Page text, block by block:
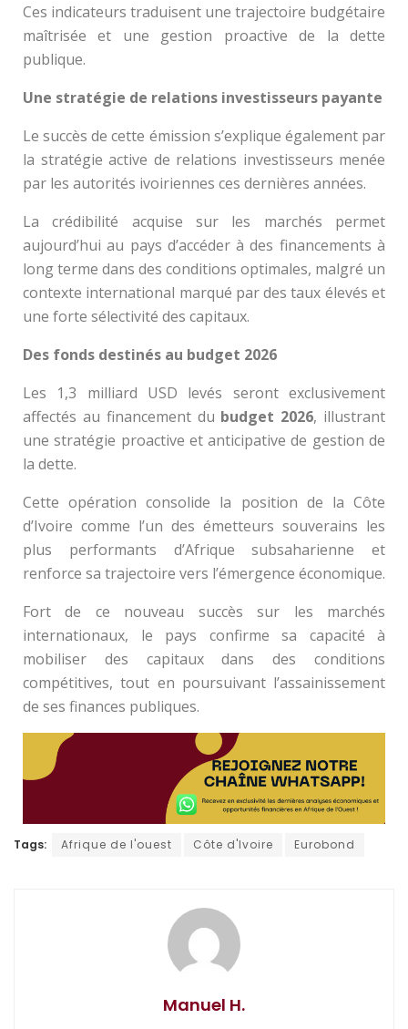
Ces indicateurs traduisent une trajectoire budgétaire
maîtrisée et une gestion proactive de la dette
publique.
Une stratégie de relations investisseurs payante
Le succès de cette émission s’explique également par
la stratégie active de relations investisseurs menée
par les autorités ivoiriennes ces dernières années.
La crédibilité acquise sur les marchés permet
aujourd’hui au pays d’accéder à des financements à
long terme dans des conditions optimales, malgré un
contexte international marqué par des taux élevés et
une forte sélectivité des capitaux.
Des fonds destinés au budget 2026
Les 1,3 milliard USD levés seront exclusivement
affectés au financement du budget 2026, illustrant
une stratégie proactive et anticipative de gestion de
la dette.
Cette opération consolide la position de la Côte
d’Ivoire comme l’un des émetteurs souverains les
plus performants d’Afrique subsaharienne et
renforce sa trajectoire vers l’émergence économique.
Fort de ce nouveau succès sur les marchés
internationaux, le pays confirme sa capacité à
mobiliser des capitaux dans des conditions
compétitives, tout en poursuivant l’assainissement
de ses finances publiques.
Tags: Afrique de l'ouest Côte d'Ivoire Eurobond
Manuel H.